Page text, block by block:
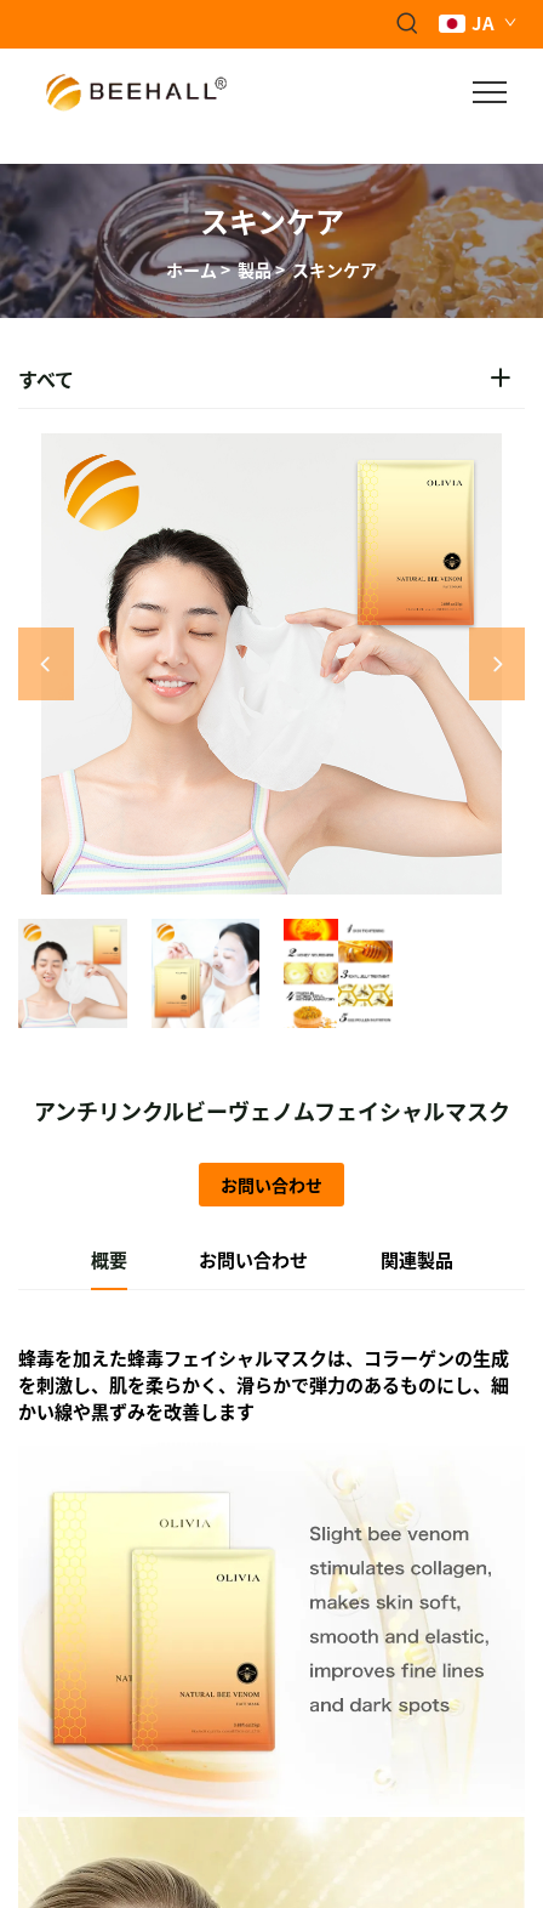
JA
スキンケア
ホーム>製品>スキンケア
すべて
アンチリンクルビーヴェノムフェイシャルマスク
お問い合わせ
概要 お問い合わせ 関連製品
蜂毒を加えた蜂毒フェイシャルマスクは、コラーゲンの生成
を刺激し、肌を柔らかく、滑らかで弾力のあるものにし、細
かい線や黒ずみを改善します